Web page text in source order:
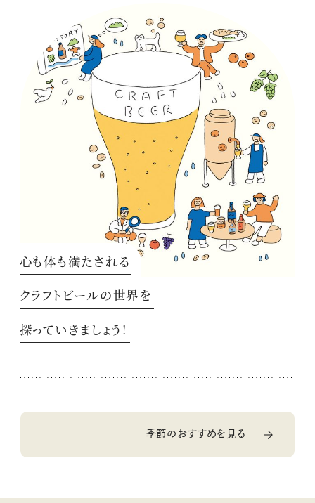
心も体も満たされる
クラフトビールの世界を
探っていきましょう！
季節のおすすめを見る